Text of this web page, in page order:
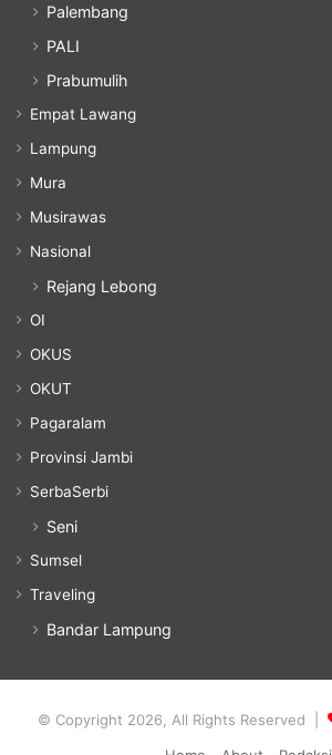
Palembang
PALI
Prabumulih
Empat Lawang
Lampung
Mura
Musirawas
Nasional
Rejang Lebong
OI
OKUS
OKUT
Pagaralam
Provinsi Jambi
SerbaSerbi
Seni
Sumsel
Traveling
Bandar Lampung
© Copyright 2026, All Rights Reserved |